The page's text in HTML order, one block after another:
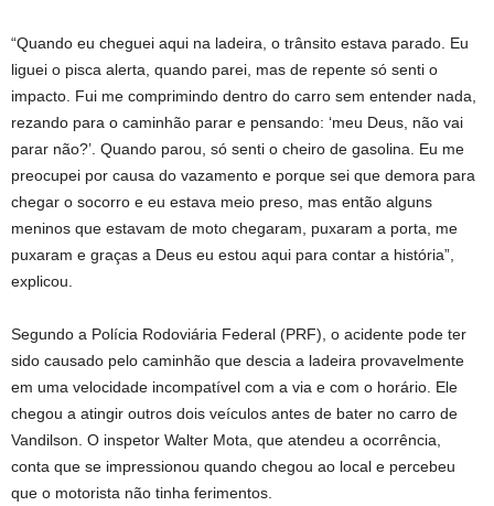
“Quando eu cheguei aqui na ladeira, o trânsito estava parado. Eu
liguei o pisca alerta, quando parei, mas de repente só senti o
impacto. Fui me comprimindo dentro do carro sem entender nada,
rezando para o caminhão parar e pensando: ‘meu Deus, não vai
parar não?’. Quando parou, só senti o cheiro de gasolina. Eu me
preocupei por causa do vazamento e porque sei que demora para
chegar o socorro e eu estava meio preso, mas então alguns
meninos que estavam de moto chegaram, puxaram a porta, me
puxaram e graças a Deus eu estou aqui para contar a história”,
explicou.
Segundo a Polícia Rodoviária Federal (PRF), o acidente pode ter
sido causado pelo caminhão que descia a ladeira provavelmente
em uma velocidade incompatível com a via e com o horário. Ele
chegou a atingir outros dois veículos antes de bater no carro de
Vandilson. O inspetor Walter Mota, que atendeu a ocorrência,
conta que se impressionou quando chegou ao local e percebeu
que o motorista não tinha ferimentos.